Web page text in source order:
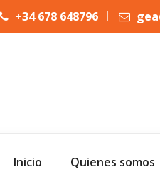
+34 678 648796
Inicio Quienes somos